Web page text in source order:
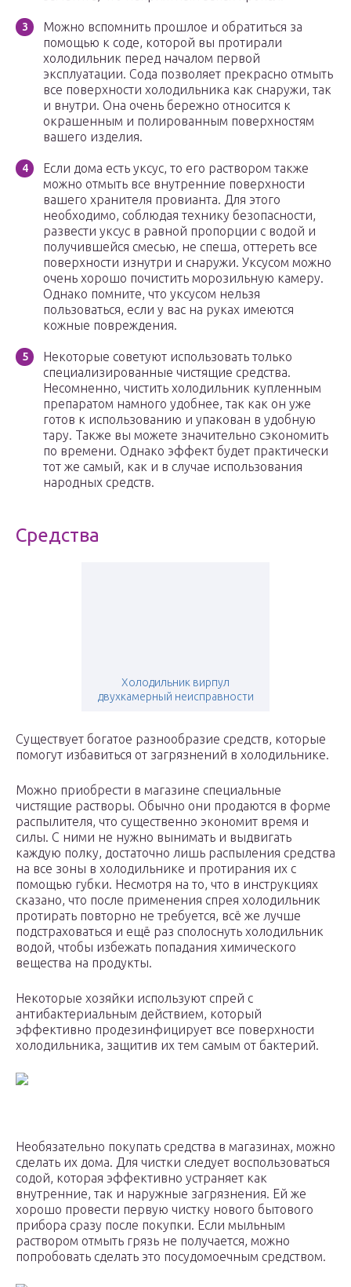
Можно вспомнить прошлое и обратиться за
помощью к соде, которой вы протирали
холодильник перед началом первой
эксплуатации. Сода позволяет прекрасно отмыть
все поверхности холодильника как снаружи, так
и внутри. Она очень бережно относится к
окрашенным и полированным поверхностям
вашего изделия.
Если дома есть уксус, то его раствором также
можно отмыть все внутренние поверхности
вашего хранителя провианта. Для этого
необходимо, соблюдая технику безопасности,
развести уксус в равной пропорции с водой и
получившейся смесью, не спеша, оттереть все
поверхности изнутри и снаружи. Уксусом можно
очень хорошо почистить морозильную камеру.
Однако помните, что уксусом нельзя
пользоваться, если у вас на руках имеются
кожные повреждения.
Некоторые советуют использовать только
специализированные чистящие средства.
Несомненно, чистить холодильник купленным
препаратом намного удобнее, так как он уже
готов к использованию и упакован в удобную
тару. Также вы можете значительно сэкономить
по времени. Однако эффект будет практически
тот же самый, как и в случае использования
народных средств.
Средства
Холодильник вирпул
двухкамерный неисправности
Существует богатое разнообразие средств, которые
помогут избавиться от загрязнений в холодильнике.
Можно приобрести в магазине специальные
чистящие растворы. Обычно они продаются в форме
распылителя, что существенно экономит время и
силы. С ними не нужно вынимать и выдвигать
каждую полку, достаточно лишь распыления средства
на все зоны в холодильнике и протирания их с
помощью губки. Несмотря на то, что в инструкциях
сказано, что после применения спрея холодильник
протирать повторно не требуется, всё же лучше
подстраховаться и ещё раз сполоснуть холодильник
водой, чтобы избежать попадания химического
вещества на продукты.
Некоторые хозяйки используют спрей с
антибактериальным действием, который
эффективно продезинфицирует все поверхности
холодильника, защитив их тем самым от бактерий.
Необязательно покупать средства в магазинах, можно
сделать их дома. Для чистки следует воспользоваться
содой, которая эффективно устраняет как
внутренние, так и наружные загрязнения. Ей же
хорошо провести первую чистку нового бытового
прибора сразу после покупки. Если мыльным
раствором отмыть грязь не получается, можно
попробовать сделать это посудомоечным средством.